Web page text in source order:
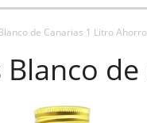
de Canarias 1 Litro Ahorro
Blanco